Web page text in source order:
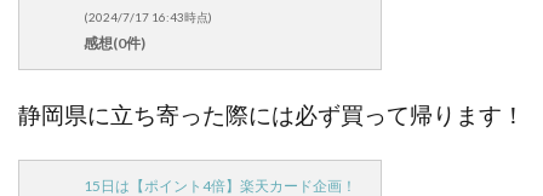
(2024/7/17 16:43時点)
感想(0件)
静岡県に立ち寄った際には必ず買って帰ります！
15日は【ポイント4倍】楽天カード企画！